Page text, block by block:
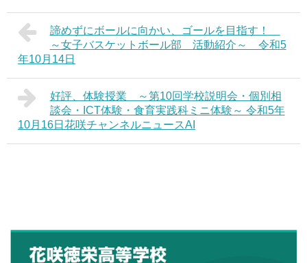
諦めずにボールに向かい、ゴールを目指す！
～女子バスケットボール部 活動紹介～ 令和5
年10月14日
好評、体験授業 ～第10回学校説明会・個別相
談会・ICT体験・食育実践科ミニ体験～ 令和5年
10月16日花咲チャンネルニュースAI